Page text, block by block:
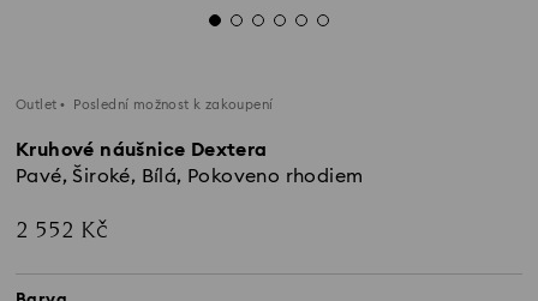
Outlet Poslední možnost k zakoupení
Kruhové náušnice Dextera
Pavé, Široké, Bílá, Pokoveno rhodiem
2 552 Kč